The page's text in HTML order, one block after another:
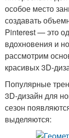
особое место
создавать
Pinterest — это
вдохновения и
рассмотрим
красивых 3D-
Популярные
3D-дизайн для
сезон
выделяются: